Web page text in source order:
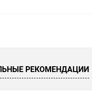
В наличии
РЕКОМЕНДАЦИИ